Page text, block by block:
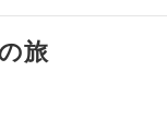
の旅
ら最終日出発空港
行します。
車内での観光案内